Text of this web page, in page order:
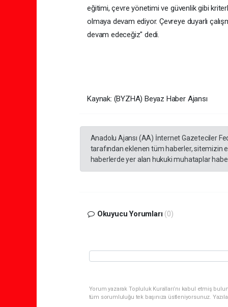
eğitimi, çevre yönetimi ve güvenlik gibi
olmaya devam ediyor. Çevreye duyarlı
devam edeceğiz" dedi.
Kaynak: (BYZHA) Beyaz Haber Ajansı
Anadolu Ajansı (AA) İnternet Gazeteciler
tarafından eklenen tüm haberler, sitemizin
haberlerde yer alan hukuki muhataplar
Okuyucu Yorumları (0)
Yorum yazarak Topluluk Kuralları’nı kabul etmiş
tüm sorumluluğu tek başınıza üstleniyorsunuz.